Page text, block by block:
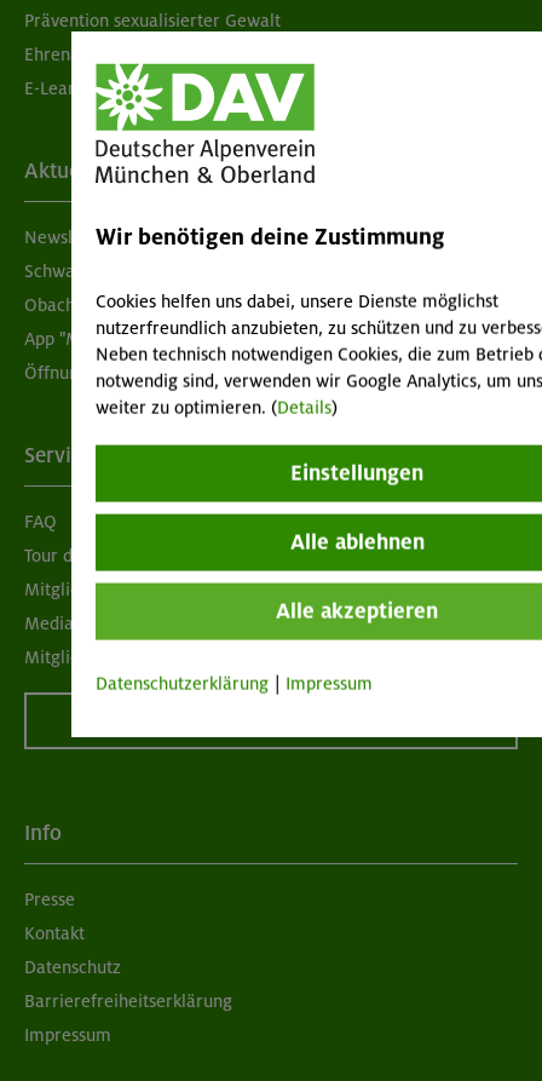
Prävention sexualisierter Gewalt
Ehrenamtsbörse
E-Learning
Aktuelles
Newsletter
Schwarzes Brett
Obacht geben!
App "Mein DAV+"
Öffnungszeiten
Services
FAQ
Tour der Woche
Mitgliedermagazin alpinwelt
Mediadaten
Mitgliedschaft kündigen
Info
Presse
Kontakt
Datenschutz
Barrierefreiheitserklärung
Impressum
Wir benötigen deine Zustimmung
Cookies helfen uns dabei, unsere Dienste möglichst
nutzerfreundlich anzubieten, zu schützen und zu
Neben technisch notwendigen Cookies, die zum Betrieb
notwendig sind, verwenden wir Google Analytics, um
weiter zu optimieren. (Details)
Einstellungen
Alle ablehnen
Alle akzeptieren
Datenschutzerklärung Impressum